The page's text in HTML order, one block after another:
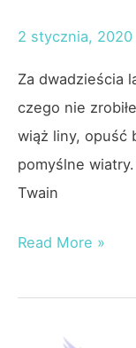
2 stycznia, 2020
Za dwadzieścia
cze­go nie
wiąż li­ny, opuść
po­myślne
Twain
Mark
–
Read More »